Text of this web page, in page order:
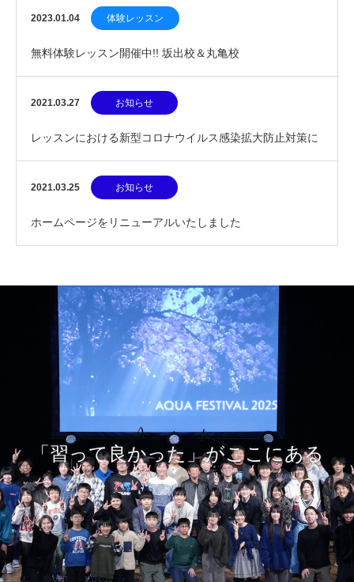
2023.01.04 体験レッスン
無料体験レッスン開催中!! 坂出校＆丸亀校
2021.03.27 お知らせ
レッスンにおける新型コロナウイルス感染拡大防止対策に
ついて
2021.03.25 お知らせ
ホームページをリニューアルいたしました
「習って良かった」がここにある